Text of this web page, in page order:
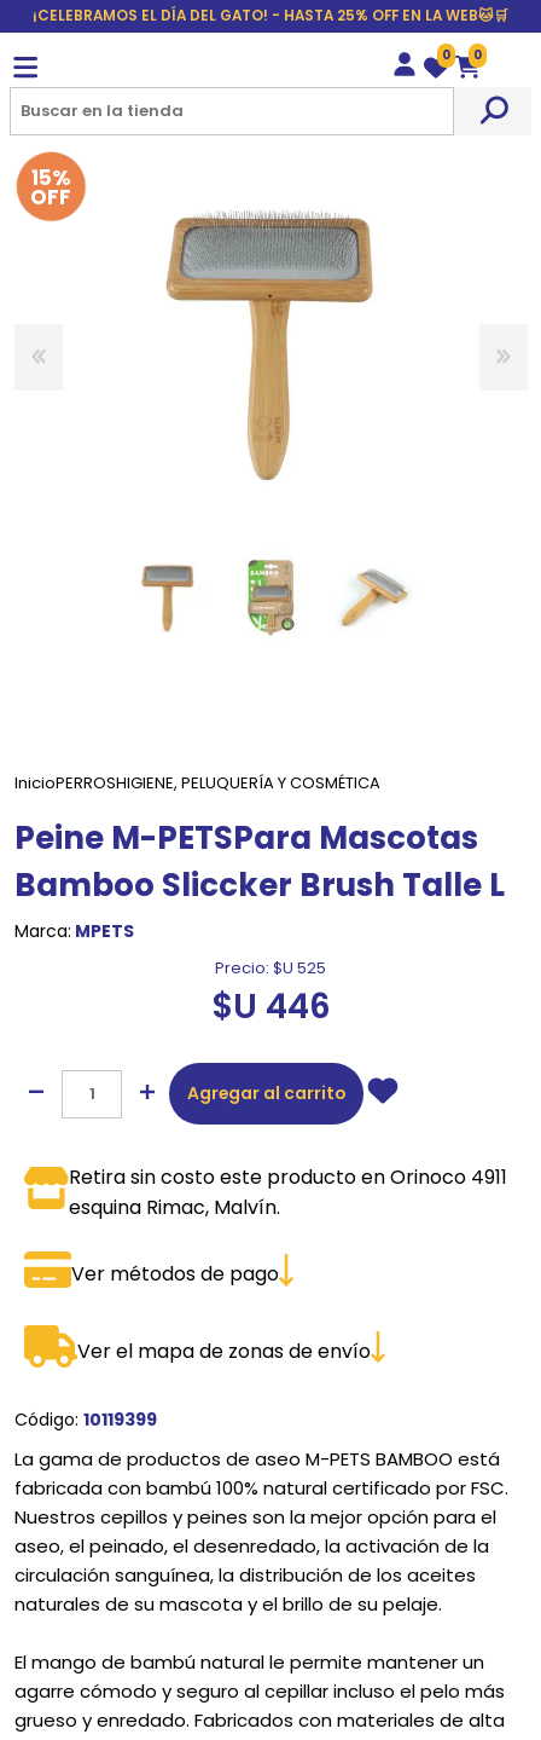
¡CELEBRAMOS EL DÍA DEL GATO! - HASTA 25% OFF EN LA WEB🐱🛒
Wishlist
0
Carrito
0
15%
OFF
InicioPERROSHIGIENE, PELUQUERÍA Y COSMÉTICA
Peine M-PETSPara Mascotas
Bamboo Sliccker Brush Talle L
Marca: MPETS
Precio: $U 525
$U 446
Agregar al carrito
Retira sin costo este producto en Orinoco 4911
esquina Rimac, Malvín.
Ver métodos de pago
Ver el mapa de zonas de envío
Código: 10119399
La gama de productos de aseo M-PETS BAMBOO está
fabricada con bambú 100% natural certificado por FSC.
Nuestros cepillos y peines son la mejor opción para el
aseo, el peinado, el desenredado, la activación de la
circulación sanguínea, la distribución de los aceites
naturales de su mascota y el brillo de su pelaje.
El mango de bambú natural le permite mantener un
agarre cómodo y seguro al cepillar incluso el pelo más
grueso y enredado. Fabricados con materiales de alta